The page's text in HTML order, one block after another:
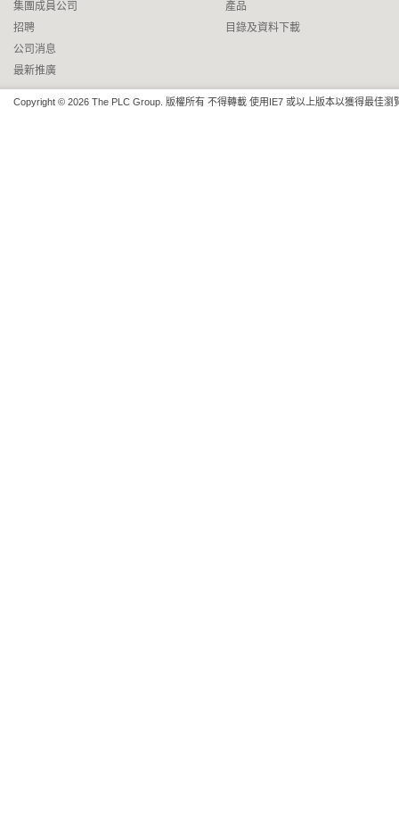
集團成員公司
招聘
公司消息
最新推廣
產品
目錄及資料下載
Copyright © 2026 The PLC Group. 版權所有 不得轉載 使用IE7 或以上版本以獲得最佳瀏